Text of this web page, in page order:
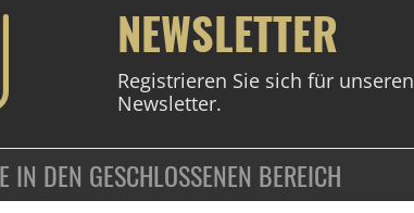
NEWSLETTER
Registrieren Sie sich für unseren
Newsletter.
IN DEN GESCHLOSSENEN BEREICH